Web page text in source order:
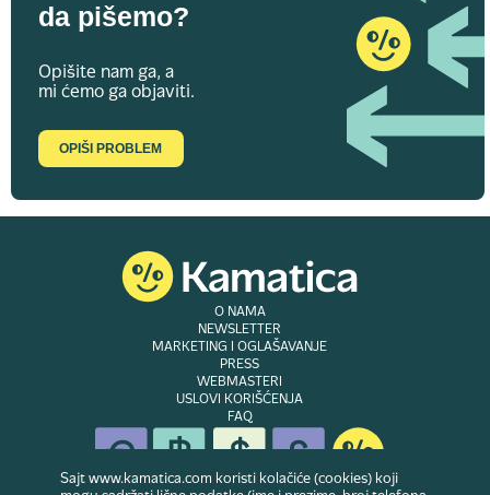
da pišemo?
Opišite nam ga, a
mi ćemo ga objaviti.
OPIŠI PROBLEM
O NAMA
NEWSLETTER
MARKETING I OGLAŠAVANJE
PRESS
WEBMASTERI
USLOVI KORIŠĆENJA
FAQ
Sajt www.kamatica.com koristi kolačiće (cookies) koji